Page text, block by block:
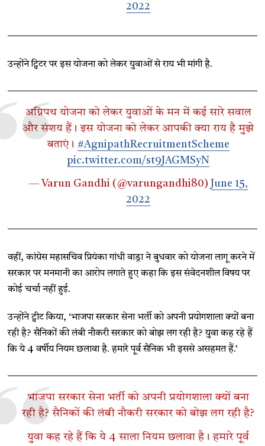
2022
उन्होंने ट्विटर पर इस योजना को लेकर युवाओं से राय भी मांगी है.
अग्निपथ योजना को लेकर युवाओं के मन में कई सारे सवाल
और संशय हैं। इस योजना को लेकर आपकी क्या राय है मुझे
बताएं। #AgnipathRecruitmentScheme
pic.twitter.com/st9JAGMSyN
— Varun Gandhi (@varungandhi80)
June 15,
2022
वहीं, कांग्रेस महासचिव प्रियंका गांधी वाड्रा ने बुधवार को योजना लागू करने में
सरकार पर मनमानी का आरोप लगाते हुए कहा कि इस संवेदनशील विषय पर
कोई चर्चा नहीं हुई.
उन्होंने ट्वीट किया, ‘भाजपा सरकार सेना भर्ती को अपनी प्रयोगशाला क्यों बना
रही है? सैनिकों की लंबी नौकरी सरकार को बोझ लग रही है? युवा कह रहे हैं
कि ये 4 वर्षीय नियम छलावा है. हमारे पूर्व सैनिक भी इससे असहमत हैं.’
भाजपा सरकार सेना भर्ती को अपनी प्रयोगशाला क्यों बना
रही है? सैनिकों की लंबी नौकरी सरकार को बोझ लग रही है?
युवा कह रहे हैं कि ये 4 साला नियम छलावा है। हमारे पूर्व